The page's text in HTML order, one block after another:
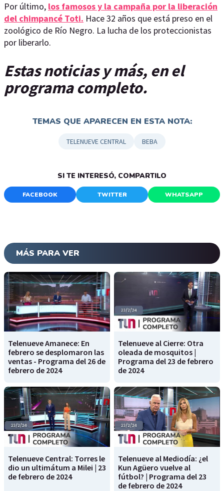
Por último, los famosos y la campaña por la liberación
del chimpancé Toti. Hace 32 años que está preso en el
zoológico de Río Negro. La lucha de los proteccionistas
por liberarlo.
Estas noticias y más, en el
programa completo.
TEMAS QUE APARECEN EN ESTA NOTA:
TELENUEVE CENTRAL BEBA
SI TE INTERESÓ, COMPARTILO
FACEBOOK TWITTER WHATSAPP
MÁS PARA VER
Telenueve Amanece: En
febrero se desplomaron las
ventas - Programa del 26 de
febrero de 2024
Telenueve al Cierre: Otra
oleada de mosquitos |
Programa del 23 de febrero
de 2024
Telenueve Central: Torres le
dio un ultimátum a Milei | 23
de febrero de 2024
Telenueve al Mediodía: ¿el
Kun Agüero vuelve al
fútbol? | Programa del 23
de febrero de 2024